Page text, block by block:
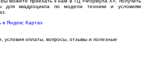
для квадроцикла по модели техники и условиям
в Яндекс Картах
условия оплаты, вопросы, отзывы и полезные